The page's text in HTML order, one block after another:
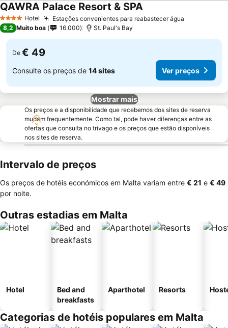
4 EstrelasHotel Estações convenientes para reabastecer água
QAWRA Palace Resort & SPAVer preços
8,2 Muito boa 16.000 St. Paul's Bay
De € 49
Consulte os preços de 14 sites Ver preços
Mostrar mais
Os preços e a disponibilidade que recebemos dos sites de reserva
mudam frequentemente. Como tal, pode haver diferenças entre as
ofertas que consulta no trivago e os preços que estão disponíveis
nos sites de reserva.
Intervalo de preços
Os preços de hotéis económicos em Malta variam entre ‎€ 21 e ‎€ 49
por noite.
Outras estadias em Malta
Hotel
Bed and
breakfasts
Aparthotel Resorts
Categorias de hotéis populares em Malta